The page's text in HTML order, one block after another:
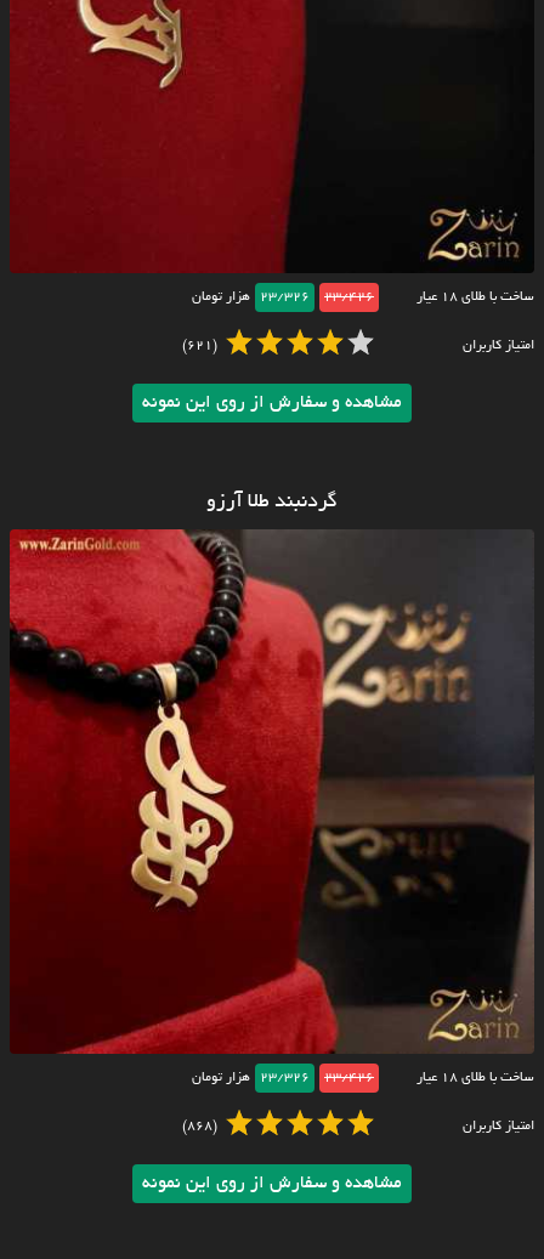
ساخت با طلای ۱۸ عیار 23/426
23/326 هزار تومان
امتیاز کاربران (621)
مشاهده و سفارش از روی این نمونه
گردنبند طلا آرزو
ساخت با طلای ۱۸ عیار 23/426
23/326 هزار تومان
امتیاز کاربران (868)
مشاهده و سفارش از روی این نمونه